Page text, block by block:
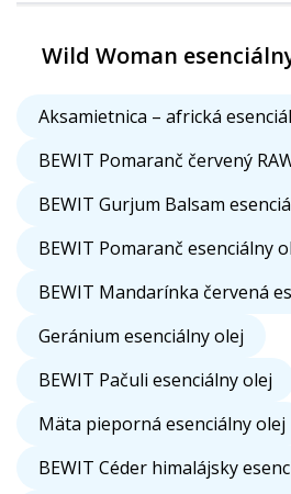
Wild Woman
Aksamietnica – africká
BEWIT Pomaranč červený
BEWIT Gurjum Balsam
BEWIT Pomaranč esenciálny
BEWIT Mandarínka červená
Geránium esenciálny olej
BEWIT Pačuli esenciálny olej
Mäta pieporná esenciálny olej
BEWIT Céder himalájsky